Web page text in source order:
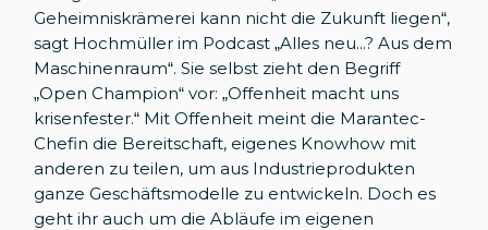
Geheimniskrämerei kann nicht die Zukunft liegen“,
sagt Hochmüller im Podcast „Alles neu...? Aus dem
Maschinenraum“. Sie selbst zieht den Begriff
„Open Champion“ vor: „Offenheit macht uns
krisenfester.“ Mit Offenheit meint die Marantec-
Chefin die Bereitschaft, eigenes Knowhow mit
anderen zu teilen, um aus Industrieprodukten
ganze Geschäftsmodelle zu entwickeln. Doch es
geht ihr auch um die Abläufe im eigenen